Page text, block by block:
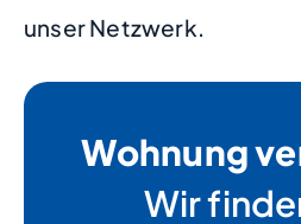
unser Netzwerk.
Wohnung
Wir